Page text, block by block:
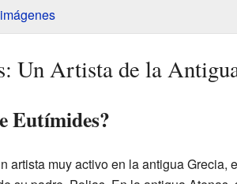
Un Artista de la
Eutímides?
artista muy activo en la antigua